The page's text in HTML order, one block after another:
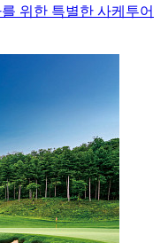
위한 특별한 사케투어